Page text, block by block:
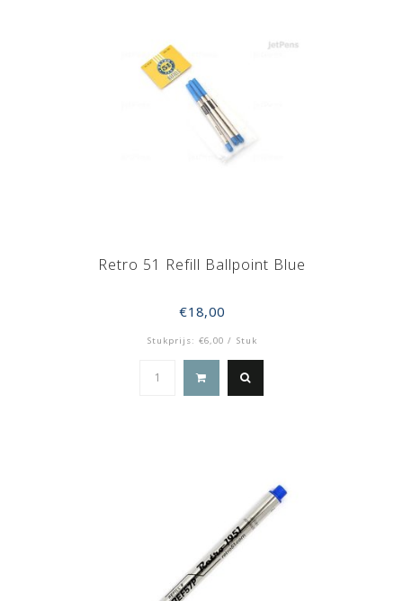
Retro 51 Refill Ballpoint Blue
€18,00
Stukprijs: €6,00 / Stuk